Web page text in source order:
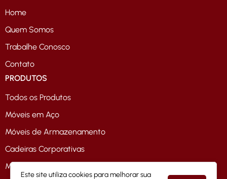
Home
Quem Somos
Trabalhe Conosco
Contato
PRODUTOS
Todos os Produtos
Móveis em Aço
Móveis de Armazenamento
Cadeiras Corporativas
Móveis de Escritório
Este site utiliza cookies para melhorar sua